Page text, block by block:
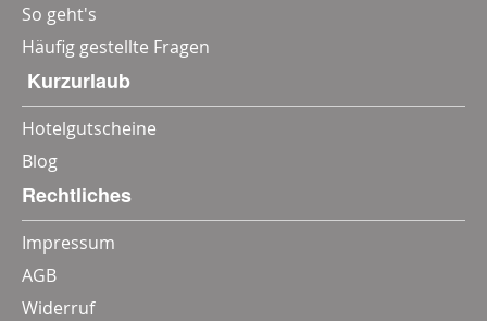
So geht's
Häufig gestellte Fragen
‎ Kurzurlaub
Hotelgutscheine
Blog
Rechtliches
Impressum
AGB
Widerruf